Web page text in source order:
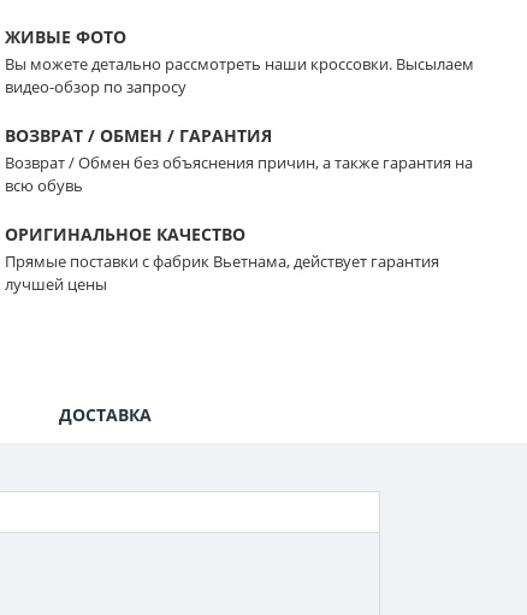
ЖИВЫЕ ФОТО
Вы можете детально рассмотреть наши кроссовки. Высылаем
видео-обзор по запросу
ВОЗВРАТ / ОБМЕН / ГАРАНТИЯ
Возврат / Обмен без объяснения причин, а также гарантия на
всю обувь
ОРИГИНАЛЬНОЕ КАЧЕСТВО
Прямые поставки с фабрик Вьетнама, действует гарантия
лучшей цены
ДОСТАВКА